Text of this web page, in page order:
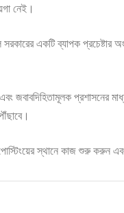
নেই।
একটি ব্যাপক
জবাবদিহিতামূলক প্রশাসনের
পোস্টিংয়ের স্থানে কাজ শুরু করুন